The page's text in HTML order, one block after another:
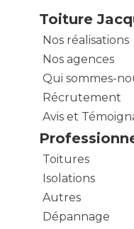
Toiture
Nos réalisations
Nos agences
Qui sommes-
Récrutement
Avis et
Toitures
Isolations
Autres
Dépannage